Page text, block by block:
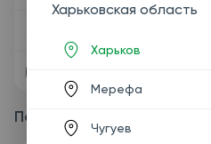
Пакетные предложения
Харьковская область
Харьков
Мерефа
Чугуев